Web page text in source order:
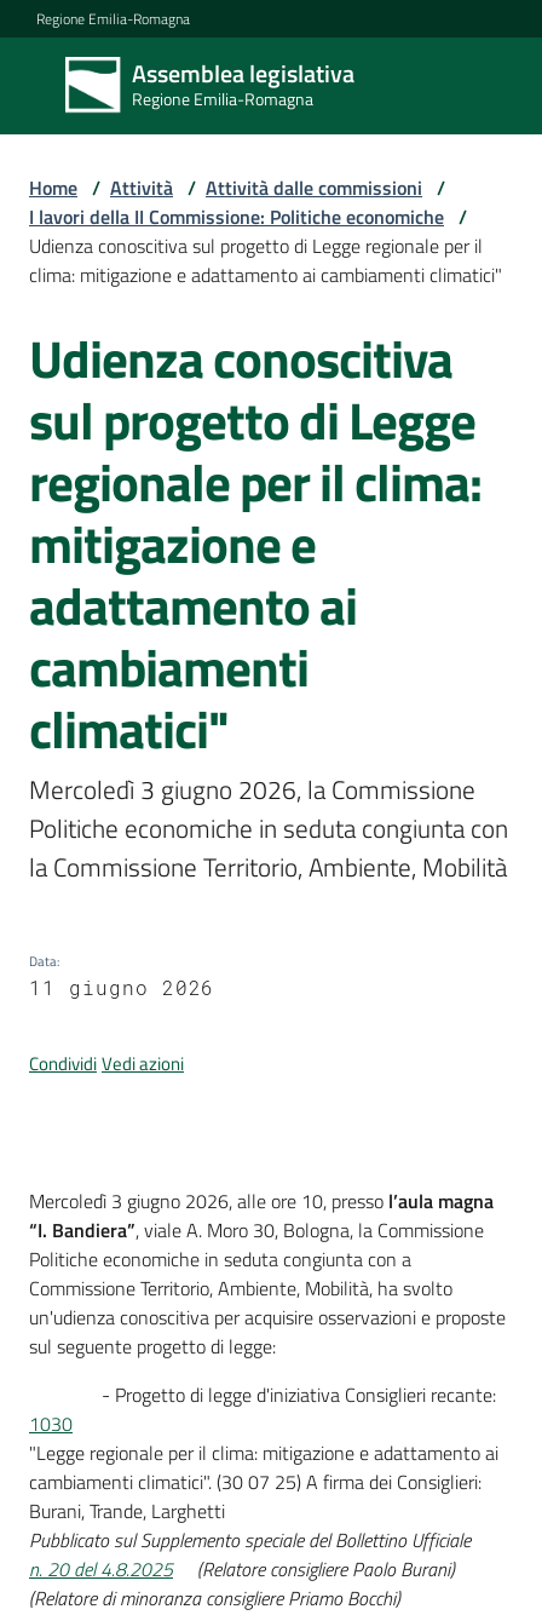
Vai al contenuto
Vai alla navigazione
Vai al footer
Regione Emilia-Romagna
Assemblea legislativa
Regione Emilia-Romagna
Assemblea
legislativa
Regione Emilia-
Assemblea
Attività
Argomenti
Per
media
Per
cittadini
Home / Attività / Attività dalle commissioni /
I lavori della II Commissione: Politiche economiche /
Udienza conoscitiva sul progetto di Legge regionale per il
clima: mitigazione e adattamento ai cambiamenti climatici"
Salta al contenuto
Udienza conoscitiva
sul progetto di Legge
regionale per il clima:
mitigazione e
adattamento ai
cambiamenti
climatici"
Mercoledì 3 giugno 2026, la Commissione
Politiche economiche in seduta congiunta con
la Commissione Territorio, Ambiente, Mobilità
Data:
11 giugno 2026
CondividiVedi azioni
Introduzione
Mercoledì 3 giugno 2026, alle ore 10, presso l’aula magna
“I. Bandiera”, viale A. Moro 30, Bologna, la Commissione
Politiche economiche in seduta congiunta con a
Commissione Territorio, Ambiente, Mobilità, ha svolto
un'udienza conoscitiva per acquisire osservazioni e proposte
sul seguente progetto di legge:
1030
- Progetto di legge d'iniziativa Consiglieri recante:
"Legge regionale per il clima: mitigazione e adattamento ai
cambiamenti climatici". (30 07 25) A firma dei Consiglieri:
Burani, Trande, Larghetti
Pubblicato sul Supplemento speciale del Bollettino Ufficiale
n. 20 del 4.8.2025
(Relatore consigliere Paolo Burani)
(Relatore di minoranza consigliere Priamo Bocchi)